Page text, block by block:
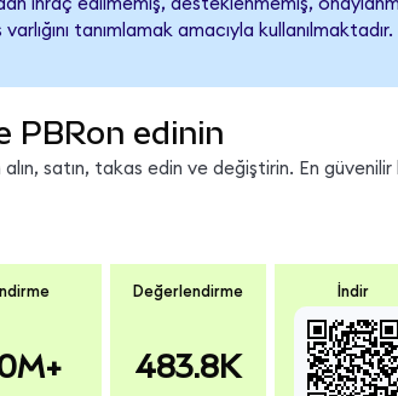
ihraç edilmemiş, desteklenmemiş,
tanımlamak amacıyla kullanılmaktadır.
PBRon edinin
satın, takas edin ve değiştirin. En
İndirme Değerlendirme
483.8K
İndir